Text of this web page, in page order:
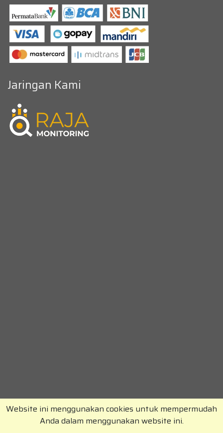
Jaringan Kami
Copyright © RajaKomen.com 2026 All Rights
Website ini menggunakan cookies untuk mempermudah
Anda dalam menggunakan website ini.